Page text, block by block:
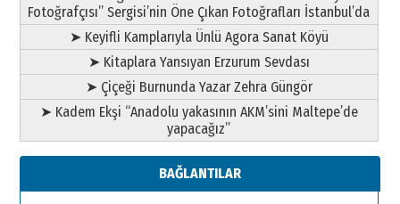
Fotoğrafçısı” Sergisi’nin Öne Çıkan Fotoğrafları İstanbul’da
➤ Keyifli Kamplarıyla Ünlü Agora Sanat Köyü
➤ Kitaplara Yansıyan Erzurum Sevdası
➤ Çiçeği Burnunda Yazar Zehra Güngör
➤ Kadem Ekşi “Anadolu yakasının AKM’sini Maltepe’de
yapacağız”
BAĞLANTILAR